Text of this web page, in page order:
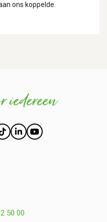
ons koppelde.
iedereen
50 00